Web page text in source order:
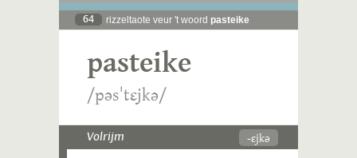
64 rizzeltaote veur 't woord pasteike
pasteike
/pəsˈtɛjkə/
Volrijm -ɛjkə